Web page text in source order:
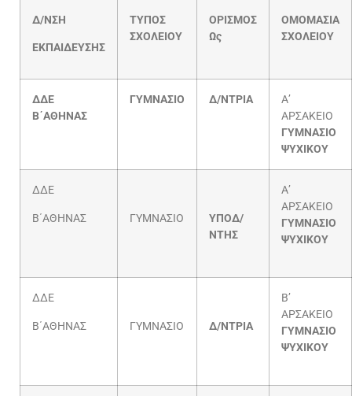
Δ/ΝΣΗ
ΕΚΠΑΙΔΕΥΣΗΣ
ΤΥΠΟΣ
ΣΧΟΛΕΙΟΥ
ΟΡΙΣΜΟΣ
Ως
ΟΜΟΜΑΣΙΑ
ΣΧΟΛΕΙΟΥ
ΔΔΕ
Β΄ΑΘΗΝΑΣ
ΓΥΜΝΑΣΙΟ Δ/ΝΤΡΙΑ
Α’
ΑΡΣΑΚΕΙΟ
ΓΥΜΝΑΣΙΟ
ΨΥΧΙΚΟΥ
ΔΔΕ
Β΄ΑΘΗΝΑΣ ΓΥΜΝΑΣΙΟ
ΥΠΟΔ/
ΝΤΗΣ
Α’
ΑΡΣΑΚΕΙΟ
ΓΥΜΝΑΣΙΟ
ΨΥΧΙΚΟΥ
ΔΔΕ
Β΄ΑΘΗΝΑΣ ΓΥΜΝΑΣΙΟ Δ/ΝΤΡΙΑ
Β’
ΑΡΣΑΚΕΙΟ
ΓΥΜΝΑΣΙΟ
ΨΥΧΙΚΟΥ